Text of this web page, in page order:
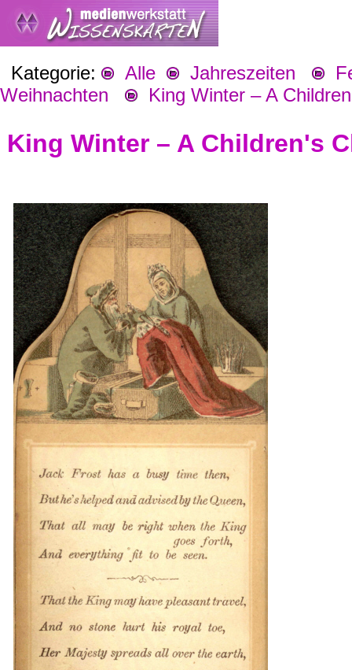
Kategorie: Alle Jahreszeiten
Weihnachten
King Winter – A
King Winter – A Children's